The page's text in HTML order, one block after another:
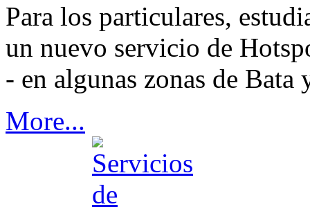
Para los particulares,
un nuevo servicio de
- en algunas zonas de Bata
More...